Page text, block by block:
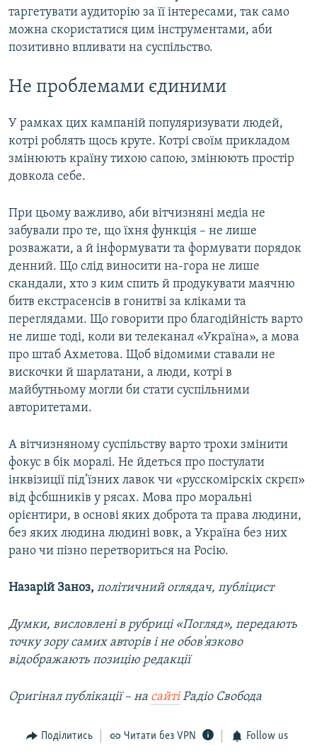
таргетувати аудиторію за її інтересами, так само
можна скористатися цим інструментами, аби
позитивно впливати на суспільство.
Не проблемами єдиними
У рамках цих кампаній популяризувати людей,
котрі роблять щось круте. Котрі своїм прикладом
змінюють країну тихою сапою, змінюють простір
довкола себе.
При цьому важливо, аби вітчизняні медіа не
забували про те, що їхня функція – не лише
розважати, а й інформувати та формувати порядок
денний. Що слід виносити на-гора не лише
скандали, хто з ким спить й продукувати маячню
битв екстрасенсів в гонитві за кліками та
переглядами. Що говорити про благодійність варто
не лише тоді, коли ви телеканал «Україна», а мова
про штаб Ахметова. Щоб відомими ставали не
вискочки й шарлатани, а люди, котрі в
майбутньому могли би стати суспільними
авторитетами.
А вітчизняному суспільству варто трохи змінити
фокус в бік моралі. Не йдеться про постулати
інквізиції під’їзних лавок чи «русскомірскіх скрєп»
від фсбшників у рясах. Мова про моральні
орієнтири, в основі яких доброта та права людини,
без яких людина людині вовк, а Україна без них
рано чи пізно перетвориться на Росію.
Назарій Заноз, політичний оглядач, публіцист
Думки, висловлені в рубриці «Погляд», передають
точку зору самих авторів і не обов'язково
відображають позицію редакції
Оригінал публікації – на сайтіРадіо Свобода
Поділитись Читати без VPN Follow us